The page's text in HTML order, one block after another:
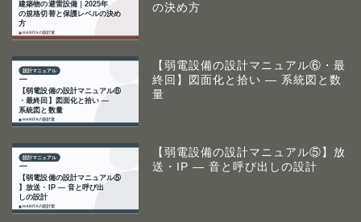
の決め方
【弱電設備の設計マニュアル⑥・最
終回】図面化と拾い ― 系統図と数
量
【弱電設備の設計マニュアル⑤】放
送・IP ― 音と呼び出しの設計